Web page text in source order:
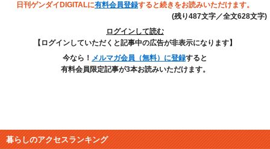
日刊ゲンダイDIGITALに有料会員登録すると続きをお読みいただけます。
(残り487文字／全文628文字)
ログインして読む
【ログインしていただくと記事中の広告が非表示になります】
今なら！ メルマガ会員（無料）に登録すると
有料会員限定記事が3本お読みいただけます。
暮らしのアクセスランキング